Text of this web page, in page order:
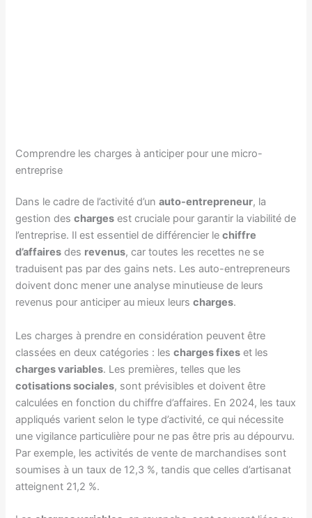
Comprendre les charges à anticiper pour une micro-
entreprise
Dans le cadre de l’activité d’unauto-entrepreneur, la
gestion descharges est cruciale pour garantir la viabilité de
l’entreprise. Il est essentiel de différencier lechiffre
d’affaires des revenus, car toutes les recettes ne se
traduisent pas par des gains nets. Les auto-entrepreneurs
doivent donc mener une analyse minutieuse de leurs
revenus pour anticiper au mieux leurscharges.
Les charges à prendre en considération peuvent être
classées en deux catégories : lescharges fixes et les
charges variables. Les premières, telles que les
cotisations sociales, sont prévisibles et doivent être
calculées en fonction du chiffre d’affaires. En 2024, les taux
appliqués varient selon le type d’activité, ce qui nécessite
une vigilance particulière pour ne pas être pris au dépourvu.
Par exemple, les activités de vente de marchandises sont
soumises à un taux de 12,3 %, tandis que celles d’artisanat
atteignent 21,2 %.